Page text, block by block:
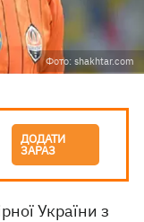
Фото: shakhtar.com
ДОДАТИ
ЗАРАЗ
України з